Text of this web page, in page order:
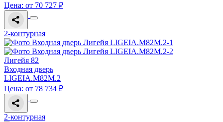
Цена: от 70 727 ₽
2-контурная
Лигейя 82
Входная дверь
LIGEIA.M82M.2
Цена: от 78 734 ₽
2-контурная